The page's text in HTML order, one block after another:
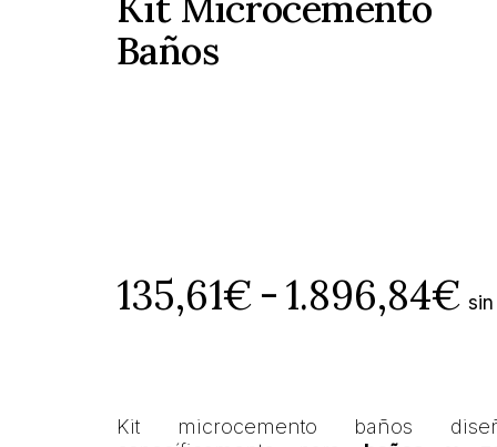
Baños
135,61€-1.896,84€
Kit microcemento baños